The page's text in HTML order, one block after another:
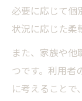
必要に応じて個
状況に応じた柔
また、家族や他
つです。利用者
に考えることで